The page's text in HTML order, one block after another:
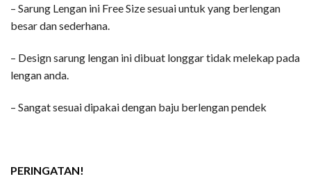
– Sarung Lengan ini Free Size sesuai untuk yang berlengan
besar dan sederhana.
– Design sarung lengan ini dibuat longgar tidak melekap pada
lengan anda.
– Sangat sesuai dipakai dengan baju berlengan pendek
PERINGATAN!